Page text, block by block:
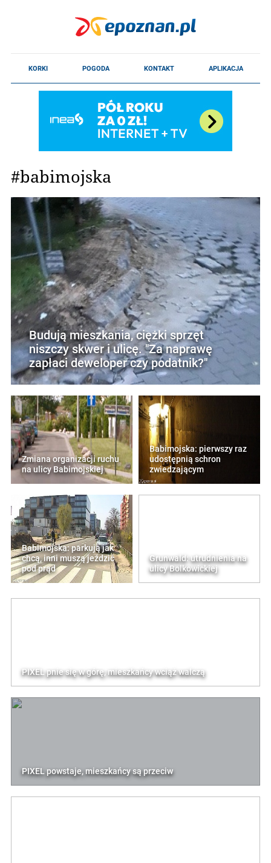
#babimojska
Budują mieszkania, ciężki sprzęt
niszczy skwer i ulicę. "Za naprawę
zapłaci deweloper czy podatnik?"
Zmiana organizacji ruchu
na ulicy Babimojskiej
Babimojska: pierwszy raz
udostępnią schron
zwiedzającym
Babimojska: parkują jak
chcą, inni muszą jeździć
pod prąd
Grunwald: utrudnienia na
ulicy Bolkowickiej
PIXEL pnie się w górę, mieszkańcy wciąż walczą
PIXEL powstaje, mieszkańcy są przeciw